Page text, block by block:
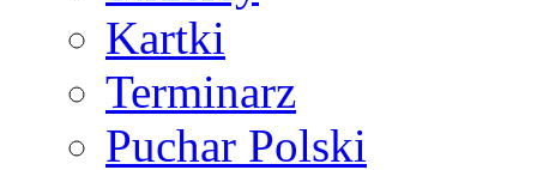
Kartki
Terminarz
Puchar Polski